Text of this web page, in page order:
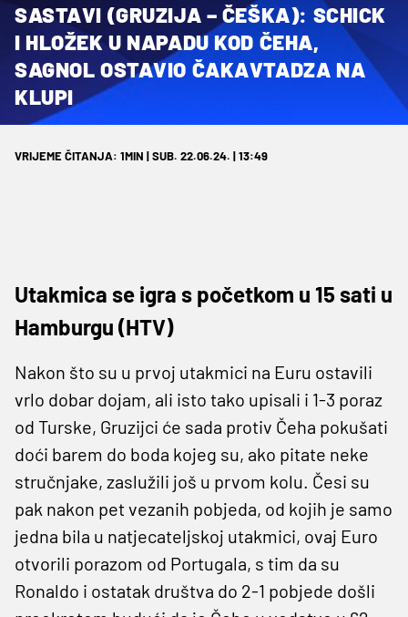
SASTAVI (GRUZIJA – ČEŠKA): SCHICK
I HLOŽEK U NAPADU KOD ČEHA,
SAGNOL OSTAVIO ČAKAVTADZA NA
KLUPI
VRIJEME ČITANJA: 1MIN | SUB. 22.06.24. | 13:49
Utakmica se igra s početkom u 15 sati u
Hamburgu (HTV)
Nakon što su u prvoj utakmici na Euru ostavili
vrlo dobar dojam, ali isto tako upisali i 1-3 poraz
od Turske, Gruzijci će sada protiv Čeha pokušati
doći barem do boda kojeg su, ako pitate neke
stručnjake, zaslužili još u prvom kolu. Česi su
pak nakon pet vezanih pobjeda, od kojih je samo
jedna bila u natjecateljskoj utakmici, ovaj Euro
otvorili porazom od Portugala, s tim da su
Ronaldo i ostatak društva do 2-1 pobjede došli